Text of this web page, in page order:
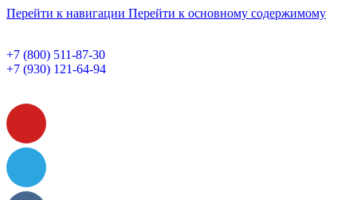
Перейти к навигации Перейти к основному содержимому
+7 (800) 511-87-30
+7 (930) 121-64-94